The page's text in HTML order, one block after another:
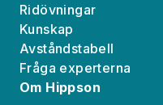
Ridövningar
Kunskap
Avståndstabell
Fråga experterna
Om Hippson